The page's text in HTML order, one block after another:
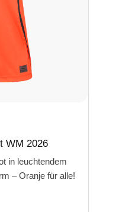
WM 2026
in leuchtendem
– Oranje für alle!